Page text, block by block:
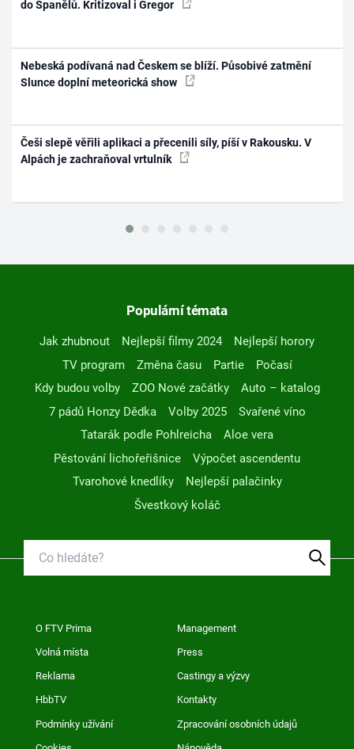
do Španělů. Kritizoval i Gregor
Nebeská podívaná nad Českem se blíží. Působivé zatmění
Slunce doplní meteorická show
Češi slepě věřili aplikaci a přecenili síly, píší v Rakousku. V
Alpách je zachraňoval vrtulník
Populární témata
Jak zhubnout Nejlepší filmy 2024
Nejlepší horory
TV program
Změna času Partie
Počasí
Kdy budou volby
ZOO Nové začátky
Auto – katalog
7 pádů Honzy Dědka
Volby 2025
Svařené víno
Tatarák podle Pohlreicha
Aloe vera
Pěstování lichořeřišnice
Výpočet ascendentu
Tvarohové knedlíky
Nejlepší palačinky
Švestkový koláč
O FTV Prima Management
Volná místa Press
Reklama Castingy a výzvy
HbbTV Kontakty
Podmínky užívání Zpracování osobních údajů